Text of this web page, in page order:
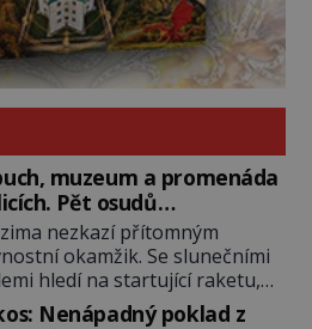
muzeum a promenáda
Pět osudů
raketoplánů
nezkazí přítomným
okamžik. Se slunečními
hledí na startující raketu,
má do vesmíru vynést kromě
Nenápadný poklad z